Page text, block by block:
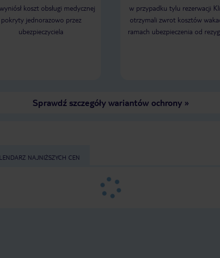
koszt obsługi medycznej
pokryty jednorazowo przez
ubezpieczyciela
w przypadku tylu rezerwacji
otrzymali zwrot kosztów
ramach ubezpieczenia od
Sprawdź szczegóły wariantów ochrony»
NAJNIŻSZYCH CEN